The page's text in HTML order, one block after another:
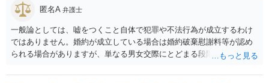
匿名A 弁護士
一般論としては、嘘をつくこと自体で犯罪や不法行為が成立するわけ
ではありません。婚約が成立している場合は婚約破棄慰謝料等が認め
られる場合がありますが、単なる男女交際にとどまる段階の場合、独
慰謝料は生じないことが多いと思われます。 お怒りはごもっともです